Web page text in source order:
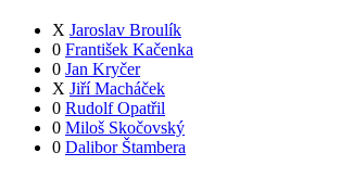
X Jaroslav Broulík
0 František Kačenka
0 Jan Kryčer
X Jiří Macháček
0 Rudolf Opatřil
0 Miloš Skočovský
0 Dalibor Štambera